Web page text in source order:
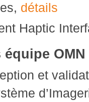
détails
Haptic
équipe OMN
et